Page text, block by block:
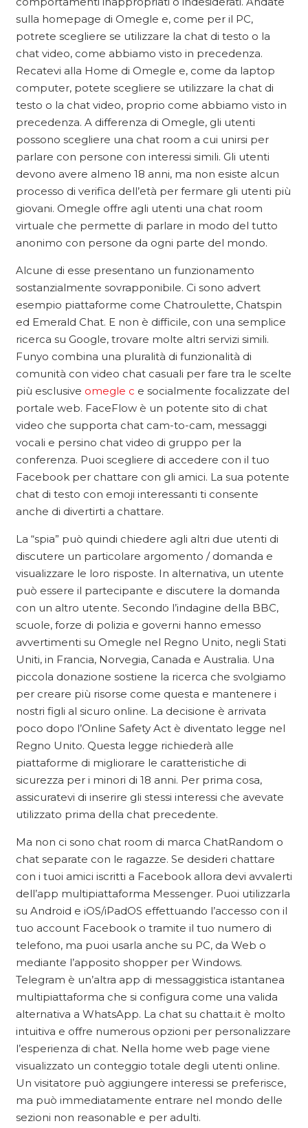
sulla homepage di Omegle e, come per il PC,
potrete scegliere se utilizzare la chat di testo o la
chat video, come abbiamo visto in precedenza.
Recatevi alla Home di Omegle e, come da laptop
computer, potete scegliere se utilizzare la chat di
testo o la chat video, proprio come abbiamo visto in
precedenza. A differenza di Omegle, gli utenti
possono scegliere una chat room a cui unirsi per
parlare con persone con interessi simili. Gli utenti
devono avere almeno 18 anni, ma non esiste alcun
processo di verifica dell’età per fermare gli utenti più
giovani. Omegle offre agli utenti una chat room
virtuale che permette di parlare in modo del tutto
anonimo con persone da ogni parte del mondo.
Alcune di esse presentano un funzionamento
sostanzialmente sovrapponibile. Ci sono advert
esempio piattaforme come Chatroulette, Chatspin
ed Emerald Chat. E non è difficile, con una semplice
ricerca su Google, trovare molte altri servizi simili.
Funyo combina una pluralità di funzionalità di
comunità con video chat casuali per fare tra le scelte
più esclusive omegle c e socialmente focalizzate del
portale web. FaceFlow è un potente sito di chat
video che supporta chat cam-to-cam, messaggi
vocali e persino chat video di gruppo per la
conferenza. Puoi scegliere di accedere con il tuo
Facebook per chattare con gli amici. La sua potente
chat di testo con emoji interessanti ti consente
anche di divertirti a chattare.
La “spia” può quindi chiedere agli altri due utenti di
discutere un particolare argomento / domanda e
visualizzare le loro risposte. In alternativa, un utente
può essere il partecipante e discutere la domanda
con un altro utente. Secondo l’indagine della BBC,
scuole, forze di polizia e governi hanno emesso
avvertimenti su Omegle nel Regno Unito, negli Stati
Uniti, in Francia, Norvegia, Canada e Australia. Una
piccola donazione sostiene la ricerca che svolgiamo
per creare più risorse come questa e mantenere i
nostri figli al sicuro online. La decisione è arrivata
poco dopo l’Online Safety Act è diventato legge nel
Regno Unito. Questa legge richiederà alle
piattaforme di migliorare le caratteristiche di
sicurezza per i minori di 18 anni. Per prima cosa,
assicuratevi di inserire gli stessi interessi che avevate
utilizzato prima della chat precedente.
Ma non ci sono chat room di marca ChatRandom o
chat separate con le ragazze. Se desideri chattare
con i tuoi amici iscritti a Facebook allora devi avvalerti
dell’app multipiattaforma Messenger. Puoi utilizzarla
su Android e iOS/iPadOS effettuando l’accesso con il
tuo account Facebook o tramite il tuo numero di
telefono, ma puoi usarla anche su PC, da Web o
mediante l’apposito shopper per Windows.
Telegram è un’altra app di messaggistica istantanea
multipiattaforma che si configura come una valida
alternativa a WhatsApp. La chat su chatta.it è molto
intuitiva e offre numerous opzioni per personalizzare
l’esperienza di chat. Nella home web page viene
visualizzato un conteggio totale degli utenti online.
Un visitatore può aggiungere interessi se preferisce,
ma può immediatamente entrare nel mondo delle
sezioni non reasonable e per adulti.